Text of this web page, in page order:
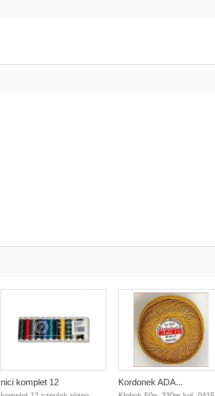
nici komplet 12 Kordonek ADA...